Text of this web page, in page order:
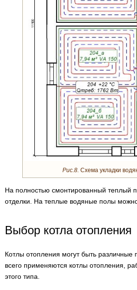
Рис.8. Схема укладки
На полностью смонтированный теплый
отделки. На теплые водяные полы
Выбор котла отопления
Котлы отопления могут быть
всего применяются котлы отопления,
этого типа.